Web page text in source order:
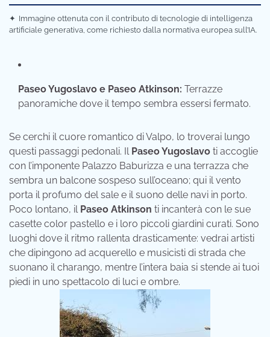
✦ Immagine ottenuta con il contributo di tecnologie di intelligenza
artificiale generativa, come richiesto dalla normativa europea sull’IA.
Paseo Yugoslavo e Paseo Atkinson: Terrazze
panoramiche dove il tempo sembra essersi fermato.
Se cerchi il cuore romantico di Valpo, lo troverai lungo
questi passaggi pedonali. Il Paseo Yugoslavo ti accoglie
con l’imponente Palazzo Baburizza e una terrazza che
sembra un balcone sospeso sull’oceano; qui il vento
porta il profumo del sale e il suono delle navi in porto.
Poco lontano, il Paseo Atkinson ti incanterà con le sue
casette color pastello e i loro piccoli giardini curati. Sono
luoghi dove il ritmo rallenta drasticamente: vedrai artisti
che dipingono ad acquerello e musicisti di strada che
suonano il charango, mentre l’intera baia si stende ai tuoi
piedi in uno spettacolo di luci e ombre.